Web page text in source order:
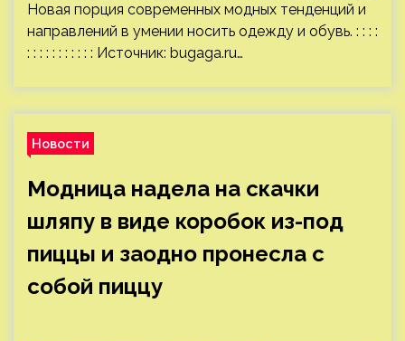
Новая порция современных модных тенденций и
направлений в умении носить одежду и обувь. : : : :
: : : : : : : : : : : Источник: bugaga.ru…
Новости
Модница надела на скачки
шляпу в виде коробок из-под
пиццы и заодно пронесла с
собой пиццу